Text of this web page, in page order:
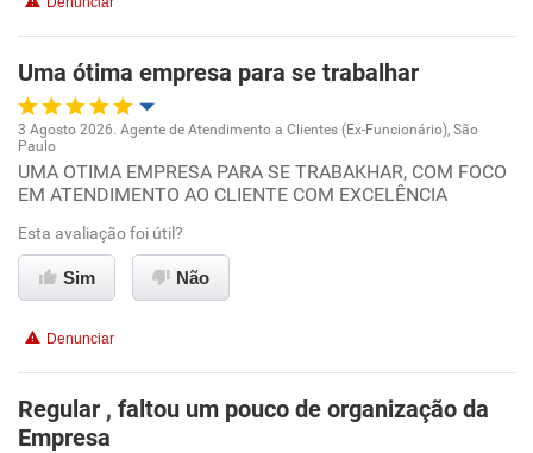
Recomenda esta empresa
Uma ótima empresa para se trabalhar
Oportunidade de promoção
Conciliação com a vida familiar
Benefícios
Recomenda esta empresa
Recomenda a diretoria
3 Agosto 2026. Agente de Atendimento a Clientes (Ex-Funcionário), São
Paulo
UMA OTIMA EMPRESA PARA SE TRABAKHAR, COM FOCO
EM ATENDIMENTO AO CLIENTE COM EXCELÊNCIA
Esta avaliação foi útil?
Sim Não
Denunciar
Regular , faltou um pouco de organização da
Empresa